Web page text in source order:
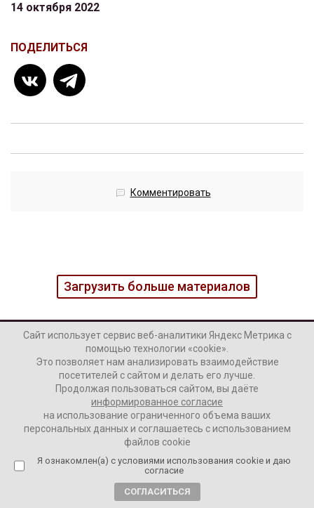
14 октября 2022
ПОДЕЛИТЬСЯ
Комментировать
Загрузить больше материалов
Наши колонки
Интервью
Актуальное
Аналитика
Сайт использует сервис веб-аналитики Яндекс Метрика с
помощью технологии «cookie».
Это позволяет нам анализировать взаимодействие
посетителей с сайтом и делать его лучше.
Продолжая пользоваться сайтом, вы даёте
информированное согласие
на использование ограниченного объема ваших
персональных данных и соглашаетесь с использованием
файлов cookie
Я ознакомлен(а) с условиями использования cookie и даю
согласие
СОГЛАСИТЬСЯ